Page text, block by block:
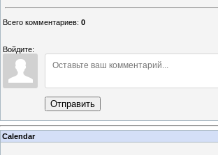
Всего комментариев: 0
Войдите:
Отправить
Calendar